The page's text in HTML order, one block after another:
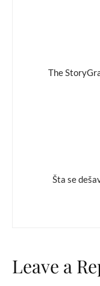
The
Šta se
Leave a